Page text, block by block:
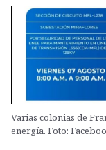
Varias colonias de
energía. Foto: